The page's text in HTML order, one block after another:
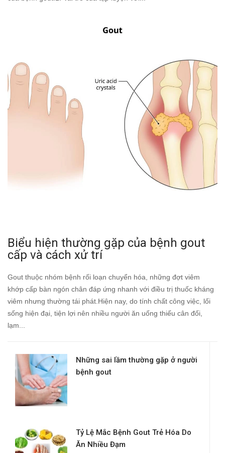
Biểu hiện thường gặp của bệnh gout
cấp và cách xử trí
Gout thuộc nhóm bệnh rối loạn chuyển hóa, những đợt viêm
khớp cấp bàn ngón chân đáp ứng nhanh với điều trị thuốc kháng
viêm nhưng thường tái phát.Hiện nay, do tính chất công việc, lối
sống hiện đại, tiện lợi nên nhiều người ăn uống thiếu cân đối,
lạm...
Những sai lầm thường gặp ở người
bệnh gout
Tỷ Lệ Mắc Bệnh Gout Trẻ Hóa Do
Ăn Nhiều Đạm